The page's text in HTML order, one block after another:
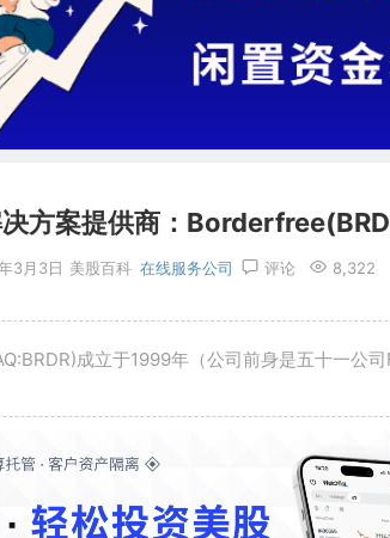
决方案提供商：
3月3日 美股百科 在线服务公司 评论 8,322
成立于1999年（公司前身是五十一公